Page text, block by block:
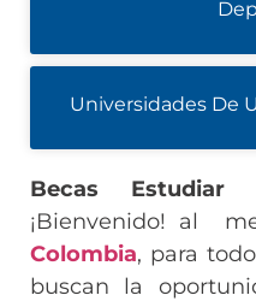
Universidades De
Becas Estudiar
¡Bienvenido! al
Colombia, para
buscan la